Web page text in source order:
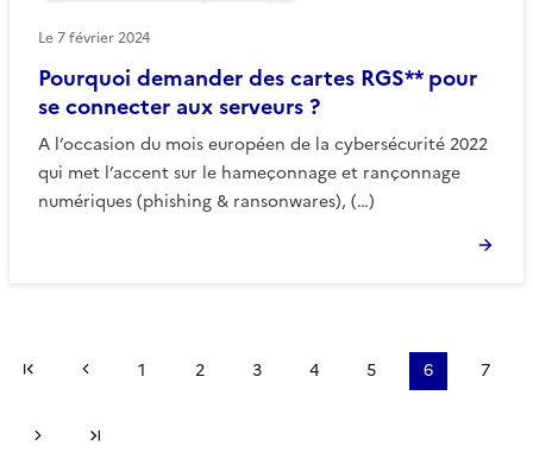
Pourquoi demander des cartes RGS** pour
se connecter aux serveurs ?
A l’occasion du mois européen de la cybersécurité 2022
qui met l’accent sur le hameçonnage et rançonnage
numériques (phishing & ransonwares), (…)
Le7 février 2024
Première pagePage précédente
1 2 3 4 5 6 7
Page suivante